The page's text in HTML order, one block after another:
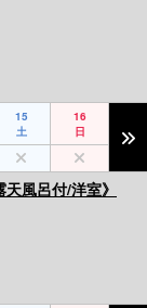
15
土
16
日
風呂付/洋室》